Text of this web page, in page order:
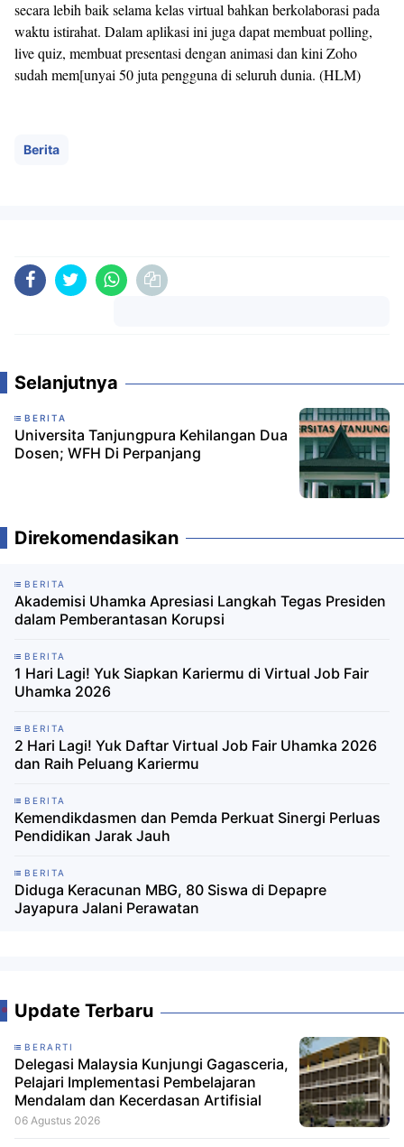
secara lebih baik selama kelas virtual bahkan berkolaborasi pada
waktu istirahat. Dalam aplikasi ini juga dapat membuat polling,
live quiz, membuat presentasi dengan animasi dan kini Zoho
sudah mem[unyai 50 juta pengguna di seluruh dunia. (HLM)
Berita
Selanjutnya
BERITA
Universita Tanjungpura Kehilangan Dua
Dosen; WFH Di Perpanjang
Direkomendasikan
BERITA
Akademisi Uhamka Apresiasi Langkah Tegas Presiden
dalam Pemberantasan Korupsi
BERITA
1 Hari Lagi! Yuk Siapkan Kariermu di Virtual Job Fair
Uhamka 2026
BERITA
2 Hari Lagi! Yuk Daftar Virtual Job Fair Uhamka 2026
dan Raih Peluang Kariermu
BERITA
Kemendikdasmen dan Pemda Perkuat Sinergi Perluas
Pendidikan Jarak Jauh
BERITA
Diduga Keracunan MBG, 80 Siswa di Depapre
Jayapura Jalani Perawatan
Update Terbaru
BERARTI
Delegasi Malaysia Kunjungi Gagasceria,
Pelajari Implementasi Pembelajaran
Mendalam dan Kecerdasan Artifisial
06 Agustus 2026